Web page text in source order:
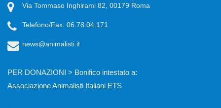
Via Tommaso Inghirami 82, 00179 Roma
Telefono/Fax: 06.78.04.171
news@animalisti.it
PER DONAZIONI > Bonifico intestato a:
Associazione Animalisti Italiani ETS